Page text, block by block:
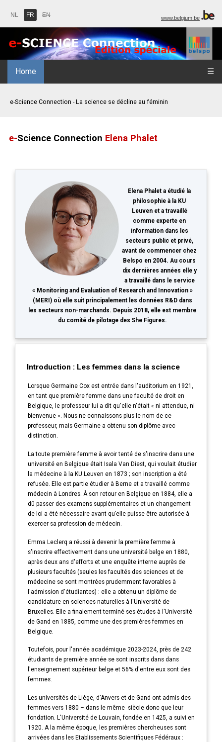
NL FR EN www.belgium.be
Home ☰
e-Science Connection - La science se décline au féminin
e-Science Connection Elena Phalet
Elena Phalet a étudié la
philosophie à la KU
Leuven et a travaillé
comme experte en
information dans les
secteurs public et privé,
avant de commencer chez
Belspo en 2004. Au cours
dix dernières années elle y
a travaillé dans le service
« Monitoring and Evaluation of Research and Innovation »
(MERI) où elle suit principalement les données R&D dans
les secteurs non-marchands. Depuis 2018, elle est membre
du comité de pilotage des She Figures.
Introduction : Les femmes dans la science
Lorsque Germaine Cox est entrée dans l'auditorium en 1921,
en tant que première femme dans une faculté de droit en
Belgique, le professeur lui a dit qu'elle n'était « ni attendue, ni
bienvenue ». Nous ne connaissons plus le nom de ce
professeur, mais Germaine a obtenu son diplôme avec
distinction.
La toute première femme à avoir tenté de s'inscrire dans une
université en Belgique était Isala Van Diest, qui voulait étudier
la médecine à la KU Leuven en 1873 ; son inscription a été
refusée. Elle est partie étudier à Berne et a travaillé comme
médecin à Londres. À son retour en Belgique en 1884, elle a
dû passer des examens supplémentaires et un changement
de loi a été nécessaire avant qu’elle puisse être autorisée à
exercer sa profession de médecin.
Emma Leclerq a réussi à devenir la première femme à
s'inscrire effectivement dans une université belge en 1880,
après deux ans d'efforts et une enquête interne auprès de
plusieurs facultés (seules les facultés des sciences et de
médecine se sont montrées prudemment favorables à
l'admission d'étudiantes) : elle a obtenu un diplôme de
candidature en sciences naturelles à l'Université de
Bruxelles. Elle a finalement terminé ses études à l'Université
de Gand en 1885, comme une des premières femmes en
Belgique.
Toutefois, pour l'année académique 2023-2024, près de 242
étudiants de première année se sont inscrits dans dans
l'enseignement supérieur belge et 56% d'entre eux sont des
femmes.
Les universités de Liège, d'Anvers et de Gand ont admis des
femmes vers 1880 – dans le même siècle donc que leur
fondation. L'Université de Louvain, fondée en 1425, a suivi en
1920. A la même époque, les premières chercheuses sont
arrivées dans les Etablissements Scientifiques Fédéraux :